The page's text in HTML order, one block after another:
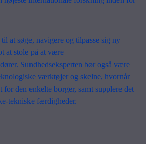
at søge, navigere og tilpasse sig ny
at stole på at være
Sundhedseksperten bør også være
værktøjer og skelne, hvornår
den enkelte borger, samt supplere det
tekniske færdigheder.